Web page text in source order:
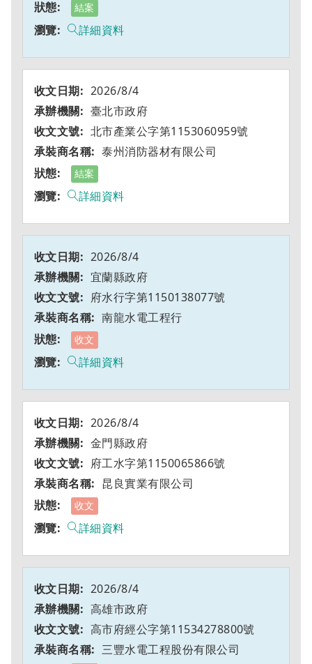
結案
詳細資料
2026/8/4
臺北市政府
北市產業公字第1153060959號
泰州消防器材有限公司
結案
詳細資料
2026/8/4
宜蘭縣政府
府水行字第1150138077號
南龍水電工程行
收文
詳細資料
2026/8/4
金門縣政府
府工水字第1150065866號
昆良實業有限公司
收文
詳細資料
2026/8/4
高雄市政府
高市府經公字第11534278800號
三豐水電工程股份有限公司